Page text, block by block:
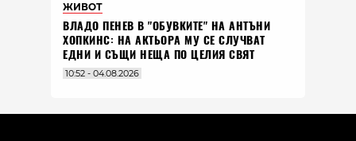
ЖИВОТ
ВЛАДO ПЕНЕВ В "ОБУВКИТЕ" НА АНТЪНИ
ХОПКИНС: НА АКТЬОРА МУ СЕ СЛУЧВАТ
ЕДНИ И СЪЩИ НЕЩА ПО ЦЕЛИЯ СВЯТ
10:52 - 04.08.2026